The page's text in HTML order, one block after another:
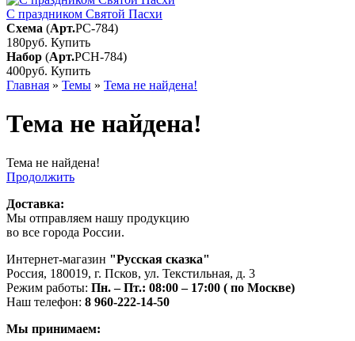
С праздником Святой Пасхи
Схема (Арт.РС-784)
180руб. Купить
Набор (Арт.РСН-784)
400руб. Купить
Главная » Темы » Тема не найдена!
Тема не найдена!
Тема не найдена!
Продолжить
Доставка:
Мы отправляем нашу продукцию
во все города России.
Интернет-магазин "Русская сказка"
Россия, 180019, г. Псков, ул. Текстильная, д. 3
Режим работы: Пн. – Пт.: 08:00 – 17:00 ( по Москве)
Наш телефон: 8 960-222-14-50
Мы принимаем: